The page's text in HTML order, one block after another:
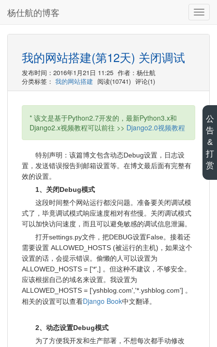
切
换
导
杨仕航的博客
我的网站搭建(第12天) 关闭调试
发布时间：2016年1月21日 11:25 作者：杨仕航
分类标签： 我的网站搭建 阅读(10741) 评论(1)
* 该文是基于Python2.7开发的，最新Python3.x和
Django2.x视频教程可以前往 >> Django2.0视频教程
特别声明：该篇博文包含动态Debug设置，日志设
置，发送错误报告到邮箱设置等。在博文最后面有完整有
效的设置。
1、关闭Debug模式
这段时间整个网站运行都没问题。准备要关闭调试模
式了，毕竟调试模式响应速度相对有些慢。关闭调试模式
可以加快访问速度，而且可以避免敏感的调试信息泄漏。
打开settings.py文件，把DEBUG设置False。接着还
需要设置 ALLOWED_HOSTS (被运行的主机)，如果这个
设置的话，会提示错误。偷懒的人可以设置为
ALLOWED_HOSTS = ['*',] 。但这种不建议，不够安全。
应该根据自己的域名来设置。我设置为
ALLOWED_HOSTS = ['yshblog.com','*.yshblog.com'] 。
相关的设置可以查看Django Book中文翻译。
2、动态设置Debug模式
为了方便我开发和生产部署，不想每次都手动修改
公
告
&
打
赏